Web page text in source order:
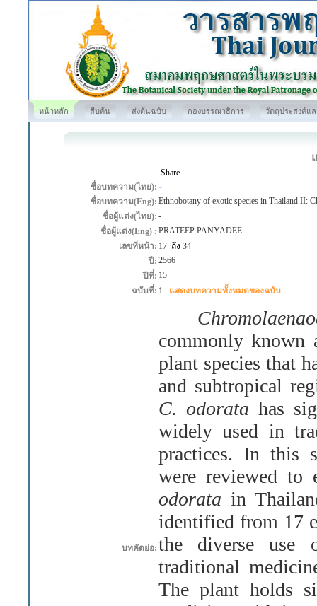
หน้าหลัก สืบค้น ส่งต้นฉบับ กองบรรณาธิการ วัตถุประสงค์แ
Share
ชื่อบทความ(ไทย): -
ชื่อบทความ(Eng): Ethnobotany of exotic species in Thailand II:
ชื่อผู้แต่ง(ไทย): -
ชื่อผู้แต่ง(Eng) : PRATEEP PANYADEE
เลขที่หน้า: 17ถึง 34
ปี: 2566
ปีที่: 15
ฉบับที่: 1 แสดงบทความทั้งหมดของฉบับ
บทคัดย่อ:
commonly known
plant species that
and subtropical
C. odorata has
widely used in
practices. In this
were reviewed to
odorata in
identified from 17
the diverse
traditional
The plant holds